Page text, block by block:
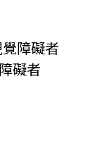
障礙者
礙者